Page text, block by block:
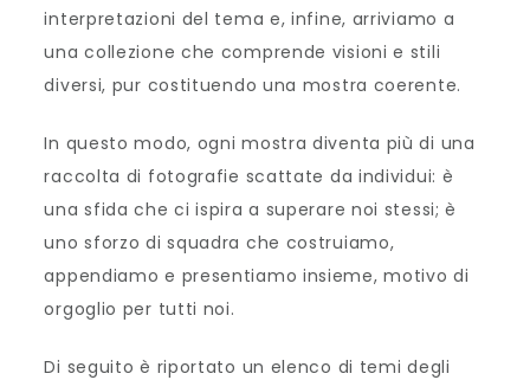
interpretazioni del tema e, infine, arriviamo a
una collezione che comprende visioni e stili
diversi, pur costituendo una mostra coerente.
In questo modo, ogni mostra diventa più di una
raccolta di fotografie scattate da individui: è
una sfida che ci ispira a superare noi stessi; è
uno sforzo di squadra che costruiamo,
appendiamo e presentiamo insieme, motivo di
orgoglio per tutti noi.
Di seguito è riportato un elenco di temi degli